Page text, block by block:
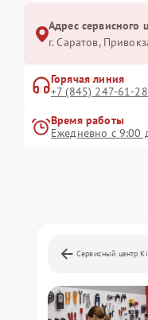
Адрес сервисного
г. Саратов,
Горячая линия
+7 (845) 247-61-28
Время работы
Ежедневно с 9:00
Сервисный центр